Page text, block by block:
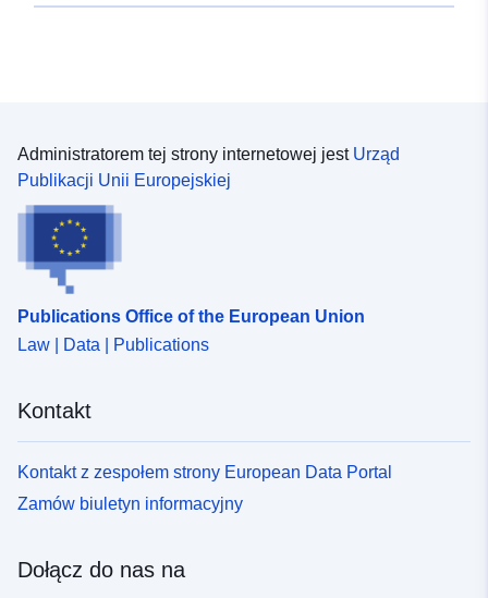
Administratorem tej strony internetowej jest Urząd
Publikacji Unii Europejskiej
Publications Office of the European Union
Law | Data | Publications
Kontakt
Kontakt z zespołem strony European Data Portal
Zamów biuletyn informacyjny
Dołącz do nas na